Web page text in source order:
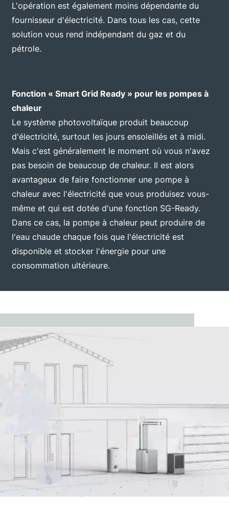
L'opération est également moins dépendante du
fournisseur d'électricité. Dans tous les cas, cette
solution vous rend indépendant du gaz et du
pétrole.
Fonction « Smart Grid Ready » pour les pompes à
chaleur
Le système photovoltaïque produit beaucoup
d'électricité, surtout les jours ensoleillés et à midi.
Mais c'est généralement le moment où vous n'avez
pas besoin de beaucoup de chaleur. Il est alors
avantageux de faire fonctionner une pompe à
chaleur avec l'électricité que vous produisez vous-
même et qui est dotée d'une fonction SG-Ready.
Dans ce cas, la pompe à chaleur peut produire de
l'eau chaude chaque fois que l'électricité est
disponible et stocker l'énergie pour une
consommation ultérieure.